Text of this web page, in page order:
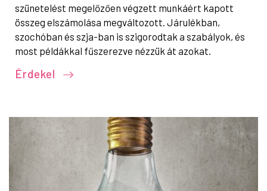
szünetelést megelőzően végzett munkáért kapott
összeg elszámolása megváltozott. Járulékban,
szochóban és szja-ban is szigorodtak a szabályok, és
most példákkal fűszerezve nézzük át azokat.
Érdekel